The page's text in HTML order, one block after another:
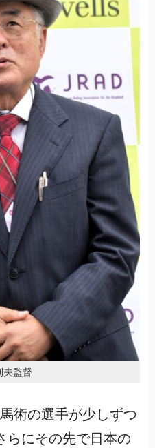
夫監督
術の選手が少しずつ
らにその先で日本の